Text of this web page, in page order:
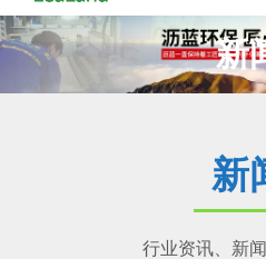
新
新
行业资讯、新